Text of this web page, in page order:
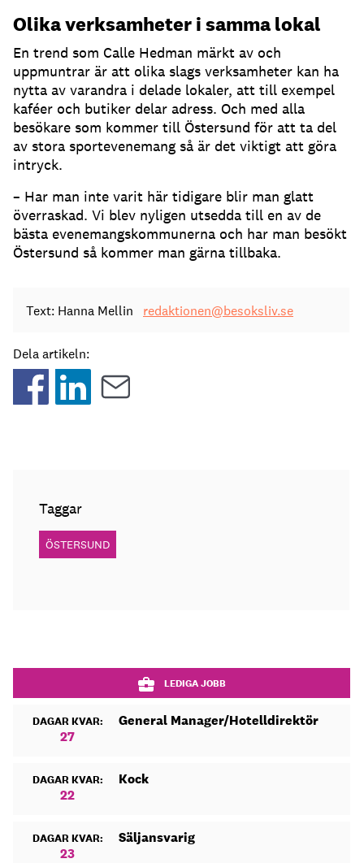
Olika verksamheter i samma lokal
En trend som Calle Hedman märkt av och
uppmuntrar är att olika slags verksamheter kan ha
nytta av varandra i delade lokaler, att till exempel
kaféer och butiker delar adress. Och med alla
besökare som kommer till Östersund för att ta del
av stora sportevenemang så är det viktigt att göra
intryck.
– Har man inte varit här tidigare blir man glatt
överraskad. Vi blev nyligen utsedda till en av de
bästa evenemangskommunerna och har man besökt
Östersund så kommer man gärna tillbaka.
Text: Hanna Mellin redaktionen@besoksliv.se
Dela artikeln:
Taggar
ÖSTERSUND
LEDIGA JOBB
DAGAR KVAR:
27
General Manager/Hotelldirektör
DAGAR KVAR:
22
Kock
DAGAR KVAR:
23
Säljansvarig